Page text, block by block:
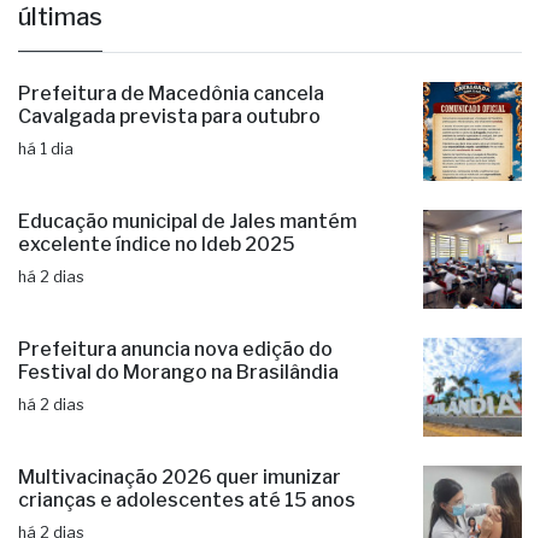
últimas
Prefeitura de Macedônia cancela
Cavalgada prevista para outubro
há 1 dia
Educação municipal de Jales mantém
excelente índice no Ideb 2025
há 2 dias
Prefeitura anuncia nova edição do
Festival do Morango na Brasilândia
há 2 dias
Multivacinação 2026 quer imunizar
crianças e adolescentes até 15 anos
há 2 dias